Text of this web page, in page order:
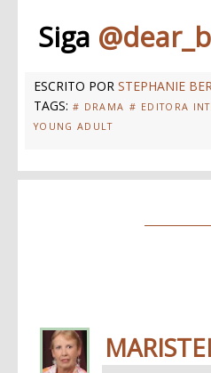
Siga
ESCRITO POR STEPHANIE
TAGS: # DRAMA # EDITORA
YOUNG ADULT